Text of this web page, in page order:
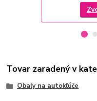
Tovar zaradený v
Obaly na autokľúče